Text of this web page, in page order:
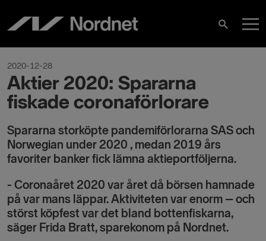
content
Search
2020-12-28
Aktier 2020: Spararna
fiskade coronaförlorare
Spararna storköpte pandemiförlorarna SAS och
Norwegian under 2020 , medan 2019 års
favoriter banker fick lämna aktieportföljerna.
- Coronaåret 2020 var året då börsen hamnade
på var mans läppar. Aktiviteten var enorm – och
störst köpfest var det bland bottenfiskarna,
säger Frida Bratt, sparekonom på Nordnet.